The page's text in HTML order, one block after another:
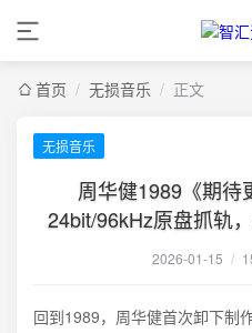
首页 / 无损音乐 / 正文
无损音乐
周华健1989《期待
24bit/96kHz原盘抓轨
2026-01-15 /
回到1989，周华健首次卸下制